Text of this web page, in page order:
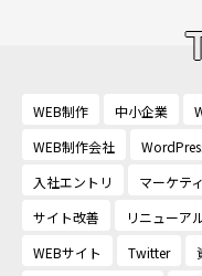
WEB制作 中小企業
WEB制作会社
入社エントリ
マーケテ
サイト改善
リニューア
WEBサイト
Twitter